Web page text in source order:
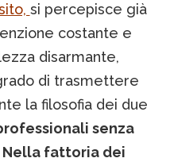
si percepisce già
costante e
disarmante,
di trasmettere
la filosofia dei due
senza
Nella fattoria dei